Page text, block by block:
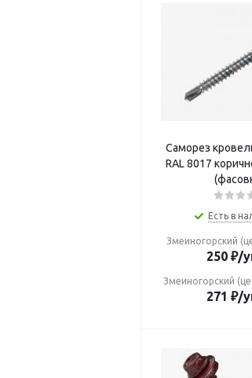
Саморез кровельный
RAL 8017
Есть в
Змеиногорский
250₽/
Змеиногорский
271 ₽/